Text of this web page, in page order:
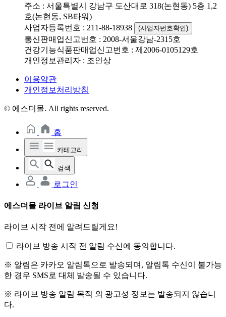
주소 : 서울특별시 강남구 도산대로 318(논현동) 5층 1,2
호(논현동, SB타워)
사업자등록번호 : 211-88-18938
(사업자번호확인)
통신판매업신고번호 : 2008-서울강남-2315호
건강기능식품판매업신고번호 : 제2006-0105129호
개인정보관리자 : 조인상
이용약관
개인정보처리방침
© 에스더몰. All rights reserved.
홈
카테고리
검색
로그인
에스더몰 라이브 알림 신청
라이브 시작 전에 알려드릴게요!
라이브 방송 시작 전 알림 수신에 동의합니다.
※ 알림은 카카오 알림톡으로 발송되며, 알림톡 수신이 불가능
한 경우 SMS로 대체 발송될 수 있습니다.
※ 라이브 방송 알림 목적 외 광고성 정보는 발송되지 않습니
다.